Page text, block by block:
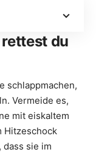
du
schlappmachen,
Vermeide es,
mit eiskaltem
Hitzeschock
sie im